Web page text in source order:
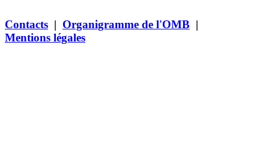
Contacts | Organigramme de l'OMB |
Mentions légales